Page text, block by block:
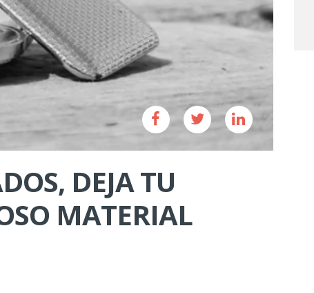
DEJA TU
MATERIAL